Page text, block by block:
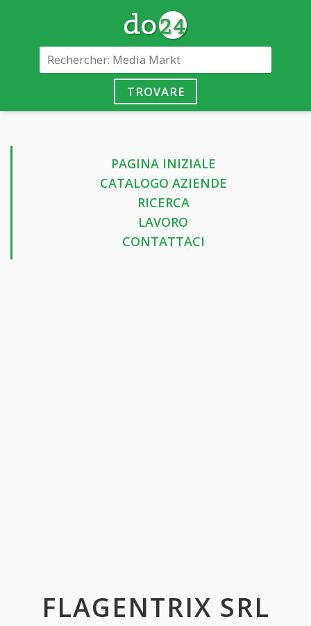
TROVARE
PAGINA INIZIALE
CATALOGO AZIENDE
RICERCA
LAVORO
CONTATTACI
FLAGENTRIX SRL